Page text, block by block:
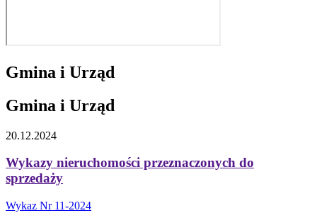
Gmina i Urząd
Gmina i Urząd
20.12.2024
Wykazy nieruchomości przeznaczonych do
sprzedaży
Wykaz Nr 11-2024